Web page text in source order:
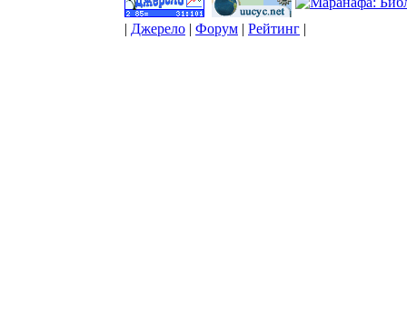
| Джерело | Форум | Рейтинг |